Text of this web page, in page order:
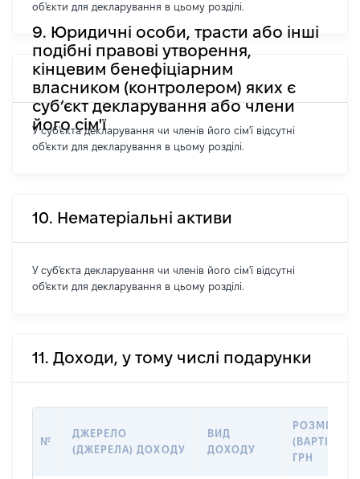
об'єкти для декларування в цьому розділі.
9. Юридичні особи, трасти або інші
подібні правові утворення,
кінцевим бенефіціарним
власником (контролером) яких є
суб’єкт декларування або члени
його сім'ї
У суб'єкта декларування чи членів його сім'ї відсутні
об'єкти для декларування в цьому розділі.
10. Нематеріальні активи
У суб'єкта декларування чи членів його сім'ї відсутні
об'єкти для декларування в цьому розділі.
11. Доходи, у тому числі подарунки
№
ДЖЕРЕЛО
(ДЖЕРЕЛА) ДОХОДУ
ВИД
ДОХОДУ
РОЗМІР
(ВАРТІСТЬ),
ГРН